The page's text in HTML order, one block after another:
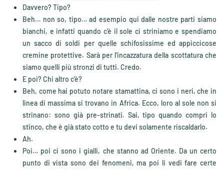
Davvero? Tipo?
Beh… non so, tipo… ad esempio qui dalle nostre parti siamo
bianchi, e infatti quando c'è il sole ci striniamo e spendiamo
un sacco di soldi per quelle schifosissime ed appiccicose
cremine protettive. Sarà per l'incazzatura della scottatura che
siamo quelli più stronzi di tutti. Credo.
E poi? Chi altro c'è?
Beh, come hai potuto notare stamattina, ci sono i neri, che in
linea di massima si trovano in Africa. Ecco, loro al sole non si
strinano: sono già pre-strinati. Sai, tipo quando compri lo
stinco, che è già stato cotto e tu devi solamente riscaldarlo.
Ah.
Poi… poi ci sono i gialli, che stanno ad Oriente. Da un certo
punto di vista sono dei fenomeni, ma poi li vedi fare certe